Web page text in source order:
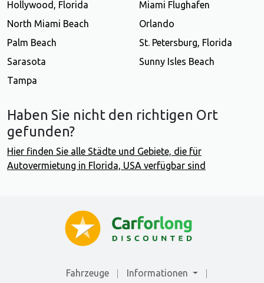
Hollywood, Florida
Miami Flughafen
North Miami Beach
Orlando
Palm Beach
St. Petersburg, Florida
Sarasota
Sunny Isles Beach
Tampa
Haben Sie nicht den richtigen Ort
gefunden?
Hier finden Sie alle Städte und Gebiete, die für
Autovermietung in Florida, USA verfügbar sind
Fahrzeuge Informationen